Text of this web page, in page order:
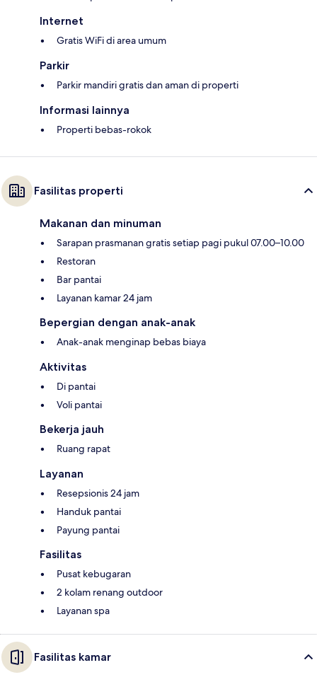
Internet
Gratis WiFi di area umum
Parkir
Parkir mandiri gratis dan aman di properti
Informasi lainnya
Properti bebas-rokok
Fasilitas properti
Makanan dan minuman
Sarapan prasmanan gratis setiap pagi pukul 07.00–10.00
Restoran
Bar pantai
Layanan kamar 24 jam
Bepergian dengan anak-anak
Anak-anak menginap bebas biaya
Aktivitas
Di pantai
Voli pantai
Bekerja jauh
Ruang rapat
Layanan
Resepsionis 24 jam
Handuk pantai
Payung pantai
Fasilitas
Pusat kebugaran
2 kolam renang outdoor
Layanan spa
Fasilitas kamar